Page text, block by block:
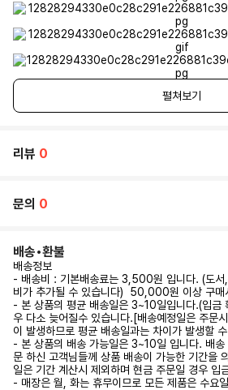
펼쳐보기
리뷰 0
문의 0
배송•환불
배송정보
- 배송비 : 기본배송료는 3,500원 입니다. (도서
비가 추가될 수 있습니다) 50,000원 이상 구매
- 본 상품의 평균 배송일은 3~10일입니다.(입금
우 다소 늦어질수 있습니다.[배송예정일은 주문
이 발생하므로 평균 배송일과는 차이가 발생할
- 본 상품의 배송 가능일은 3~10일 입니다. 배송
문 하신 고객님들께 상품 배송이 가능한 기간을
일은 기간 계산시 제외하며 현금 주문일 경우 입
- 매장은 월, 화는 휴무이므로 모든 제품은 수요